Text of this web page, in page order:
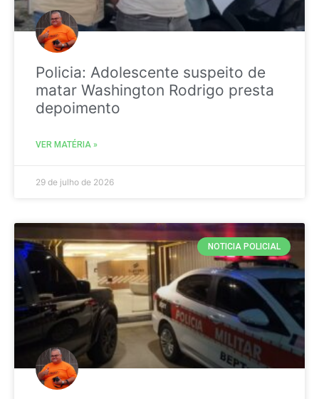
Policia: Adolescente suspeito de
matar Washington Rodrigo presta
depoimento
VER MATÉRIA »
29 de julho de 2026
NOTICIA POLICIAL